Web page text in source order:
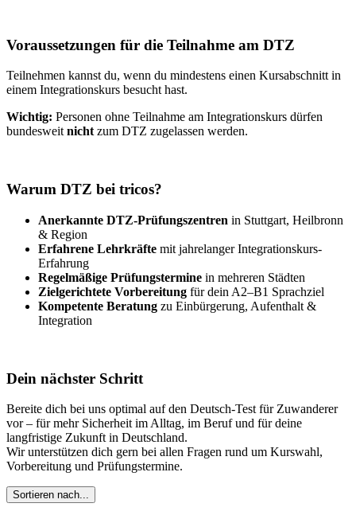
Voraussetzungen für die Teilnahme am DTZ
Teilnehmen kannst du, wenn du mindestens einen Kursabschnitt in
einem Integrationskurs besucht hast.
Wichtig: Personen ohne Teilnahme am Integrationskurs dürfen
bundesweit nicht zum DTZ zugelassen werden.
Warum DTZ bei tricos?
Anerkannte DTZ-Prüfungszentren in Stuttgart, Heilbronn
& Region
Erfahrene Lehrkräfte mit jahrelanger Integrationskurs-
Erfahrung
Regelmäßige Prüfungstermine in mehreren Städten
Zielgerichtete Vorbereitung für dein A2–B1 Sprachziel
Kompetente Beratung zu Einbürgerung, Aufenthalt &
Integration
Dein nächster Schritt
Bereite dich bei uns optimal auf den Deutsch-Test für Zuwanderer
vor – für mehr Sicherheit im Alltag, im Beruf und für deine
langfristige Zukunft in Deutschland.
Wir unterstützen dich gern bei allen Fragen rund um Kurswahl,
Vorbereitung und Prüfungstermine.
Sortieren nach...